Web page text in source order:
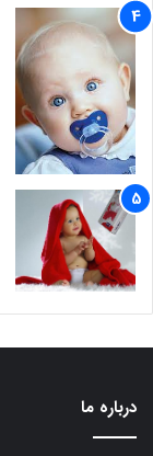
درباره ما